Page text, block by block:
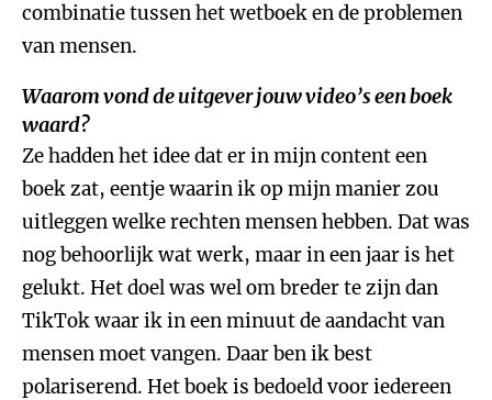
combinatie tussen het wetboek en de problemen
van mensen.
Waarom vond de uitgever jouw video’s een boek
waard?
Ze hadden het idee dat er in mijn content een
boek zat, eentje waarin ik op mijn manier zou
uitleggen welke rechten mensen hebben. Dat was
nog behoorlijk wat werk, maar in een jaar is het
gelukt. Het doel was wel om breder te zijn dan
TikTok waar ik in een minuut de aandacht van
mensen moet vangen. Daar ben ik best
polariserend. Het boek is bedoeld voor iedereen